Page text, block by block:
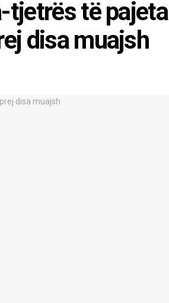
tjetrës të pajeta
disa muajsh